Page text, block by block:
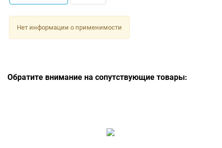
Нет информации о применимости
Обратите внимание на сопутствующие товары: